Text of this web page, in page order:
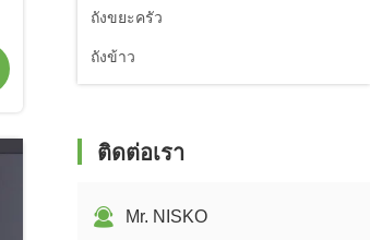
ถังขยะครัว
ถังข้าว
ติดต่อเรา
Mr. NISKO